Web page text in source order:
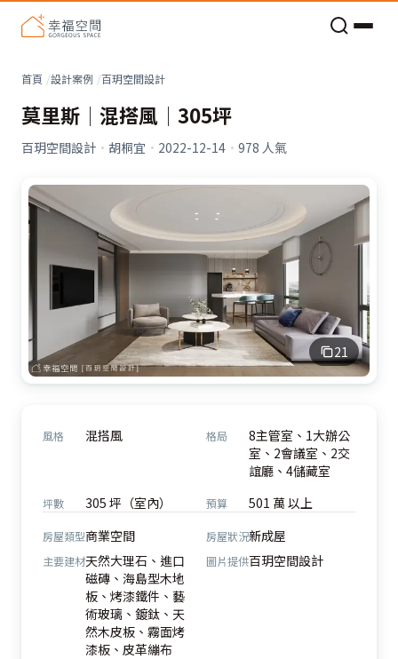
首頁 設計案例 百玥空間設計
莫里斯│混搭風│305坪
百玥空間設計 · 胡桐宜 · 2022-12-14 · 978 人氣
21
風格 混搭風 格局
8主管室、1大辦公
室、2會議室、2交
誼廳、4儲藏室
坪數 305 坪（室內） 預算 501 萬 以上
房屋類型商業空間 房屋狀況新成屋
主要建材天然大理石、進口
磁磚、海島型木地
板、烤漆鐵件、藝
術玻璃、鍍鈦、天
然木皮板、霧面烤
漆板、皮革繃布
圖片提供百玥空間設計